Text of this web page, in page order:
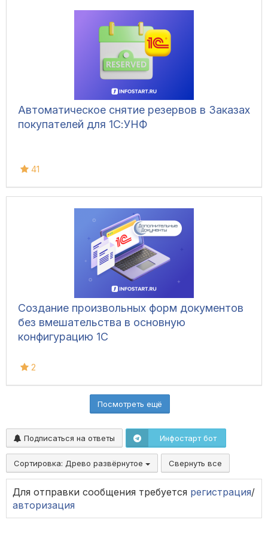
Автоматическое снятие резервов в Заказах
покупателей для 1С:УНФ
41
Создание произвольных форм документов
без вмешательства в основную
конфигурацию 1С
2
Посмотреть ещё
Подписаться на ответы Инфостарт бот
Сортировка: Древо развёрнутое Свернуть все
Для отправки сообщения требуется регистрация/
авторизация